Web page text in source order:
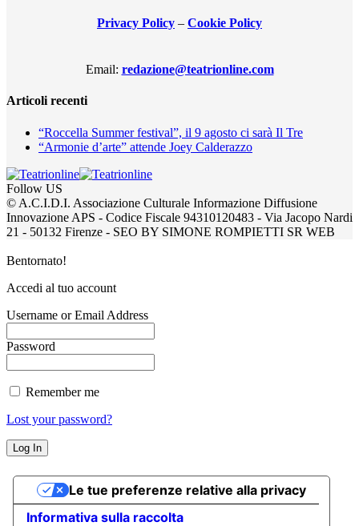
Privacy Policy – Cookie Policy
Email: redazione@teatrionline.com
Articoli recenti
“Roccella Summer festival”, il 9 agosto ci sarà Il Tre
“Armonie d’arte” attende Joey Calderazzo
Follow US
© A.C.I.D.I. Associazione Culturale Informazione Diffusione
Innovazione APS - Codice Fiscale 94310120483 - Via Jacopo Nardi
21 - 50132 Firenze - SEO BY SIMONE ROMPIETTI SR WEB
Bentornato!
Accedi al tuo account
Username or Email Address
Password
Remember me
Lost your password?
Informativa sulla raccolta
Le tue preferenze relative alla privacy